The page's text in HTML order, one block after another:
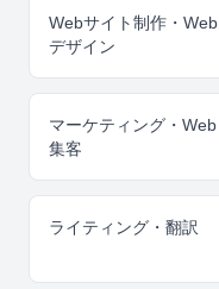
Webサイト制作・Web
デザイン
マーケティング・Web
集客
ライティング・翻訳